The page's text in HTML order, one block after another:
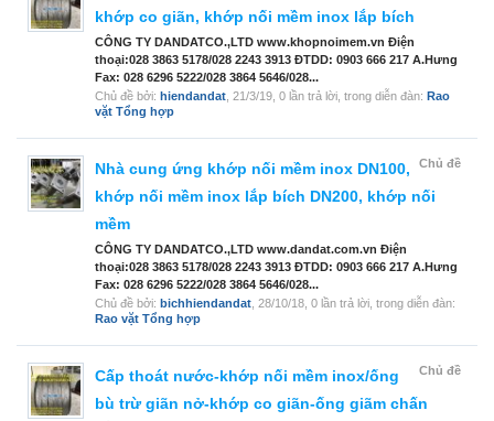
khớp co giãn, khớp nối mềm inox lắp bích
CÔNG TY DANDATCO.,LTD www.khopnoimem.vn Điện
thoại:028 3863 5178/028 2243 3913 ĐTDD: 0903 666 217 A.Hưng
Fax: 028 6296 5222/028 3864 5646/028...
Chủ đề bởi: hiendandat 21/3/19 , 0 lần trả lời, trong diễn đàn: Rao
vặt Tổng hợp
Chủ đề
Nhà cung ứng khớp nối mềm inox DN100,
khớp nối mềm inox lắp bích DN200, khớp nối
mềm
CÔNG TY DANDATCO.,LTD www.dandat.com.vn Điện
thoại:028 3863 5178/028 2243 3913 ĐTDD: 0903 666 217 A.Hưng
Fax: 028 6296 5222/028 3864 5646/028...
Chủ đề bởi: bichhiendandat 28/10/18 , 0 lần trả lời, trong diễn đàn:
Rao vặt Tổng hợp
Chủ đề
Cấp thoát nước-khớp nối mềm inox/ống
bù trừ giãn nở-khớp co giãn-ống giãm chấn